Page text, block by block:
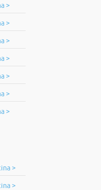
>
>
>
>
>
>
>
>
>